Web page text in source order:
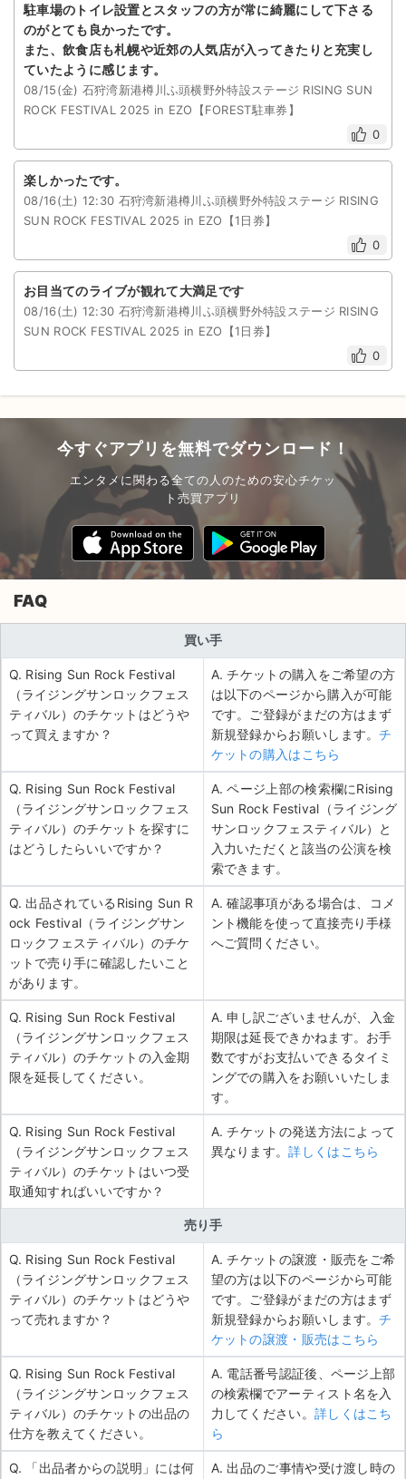
駐車場のトイレ設置とスタッフの方が常に綺麗にして下さる
のがとても良かったです。
また、飲食店も札幌や近郊の人気店が入ってきたりと充実し
ていたように感じます。
08/15(金) 石狩湾新港樽川ふ頭横野外特設ステージ RISING SUN
ROCK FESTIVAL 2025 in EZO【FOREST駐⾞券】
0
楽しかったです。
08/16(土) 12:30 石狩湾新港樽川ふ頭横野外特設ステージ RISING
SUN ROCK FESTIVAL 2025 in EZO【1日券】
0
お目当てのライブが観れて大満足です
08/16(土) 12:30 石狩湾新港樽川ふ頭横野外特設ステージ RISING
SUN ROCK FESTIVAL 2025 in EZO【1日券】
0
今すぐアプリを無料でダウンロード！
エンタメに関わる全ての人のための安心チケッ
ト売買アプリ
FAQ
買い手
Q. Rising Sun Rock Festival
（ライジングサンロックフェス
ティバル）のチケットはどうや
って買えますか？
A. チケットの購入をご希望の方
は以下のページから購入が可能
です。ご登録がまだの方はまず
新規登録からお願いします。チ
ケットの購入はこちら
Q. Rising Sun Rock Festival
（ライジングサンロックフェス
ティバル）のチケットを探すに
はどうしたらいいですか？
A. ページ上部の検索欄にRising
Sun Rock Festival（ライジング
サンロックフェスティバル）と
入力いただくと該当の公演を検
索できます。
Q. 出品されているRising Sun R
ock Festival（ライジングサン
ロックフェスティバル）のチケ
ットで売り手に確認したいこと
があります。
A. 確認事項がある場合は、コメ
ント機能を使って直接売り手様
へご質問ください。
Q. Rising Sun Rock Festival
（ライジングサンロックフェス
ティバル）のチケットの入金期
限を延長してください。
A. 申し訳ございませんが、入金
期限は延長できかねます。お手
数ですがお支払いできるタイミ
ングでの購入をお願いいたしま
す。
Q. Rising Sun Rock Festival
（ライジングサンロックフェス
ティバル）のチケットはいつ受
取通知すればいいですか？
A. チケットの発送方法によって
異なります。詳しくはこちら
売り手
Q. Rising Sun Rock Festival
（ライジングサンロックフェス
ティバル）のチケットはどうや
って売れますか？
A. チケットの譲渡・販売をご希
望の方は以下のページから可能
です。ご登録がまだの方はまず
新規登録からお願いします。チ
ケットの譲渡・販売はこちら
Q. Rising Sun Rock Festival
（ライジングサンロックフェス
ティバル）のチケットの出品の
仕方を教えてください。
A. 電話番号認証後、ページ上部
の検索欄でアーティスト名を入
力してください。 詳しくはこち
ら
Q. 「出品者からの説明」には何 A. 出品のご事情や受け渡し時の